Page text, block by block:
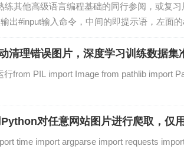
练其他高级语言编程基础的同行参阅，或复
出#input输入命令，中间的即提示语，左面
可以直接print("He...
清理错误图片，深度学习训练数据集
行from PIL import Image from pathlib import
对任意网站图片进行爬取，仅
time import argparse import requests